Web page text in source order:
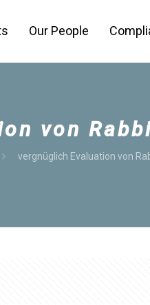
Our People
von
vergnüglich Evaluation von